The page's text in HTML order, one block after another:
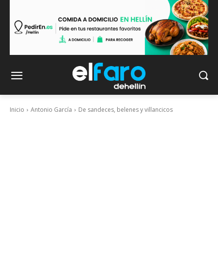
Inicio Antonio García De sandeces, belenes y villancicos